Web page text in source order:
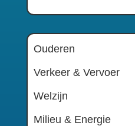
Ouderen
Verkeer & Vervoer
Welzijn
Milieu & Energie